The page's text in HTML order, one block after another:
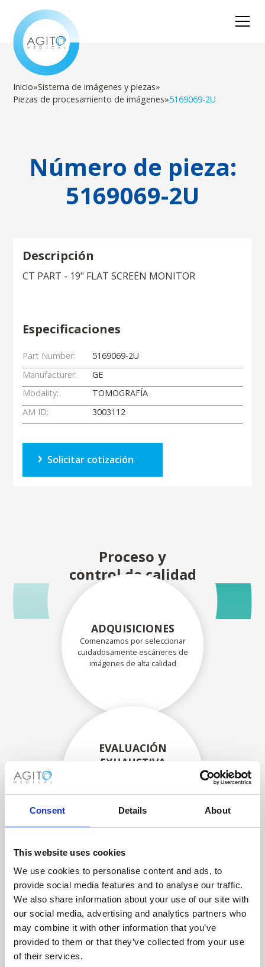
Consent Details About
This website uses cookies
We use cookies to personalise content and ads, to
provide social media features and to analyse our traffic.
We also share information about your use of our site with
our social media, advertising and analytics partners who
may combine it with other information that you’ve
provided to them or that they’ve collected from your use
of their services.
Inicio»Sistema de imágenes y piezas»
Piezas de procesamiento de imágenes»5169069-2U
Número de pieza:
5169069-2U
Descripción
CT PART - 19" FLAT SCREEN MONITOR
Especificaciones
Part Number:
5169069-2U
Manufacturer:
GE
Modality:
TOMOGRAFÍA
AM ID:
3003112
Solicitar cotización
Proceso y
control de calidad
ADQUISICIONES
Comenzamos por seleccionar
cuidadosamente escáneres de
imágenes de alta calidad
EVALUACIÓN
EXHAUSTIVA
cuidadosamente cada escáner
y sus componentes.
RECUPERÁNDOSE
CON CUIDADO
Las piezas utilizables se
recuperan meticulosamente en
un entorno seguro de ESD, lo
daños ni contaminación.